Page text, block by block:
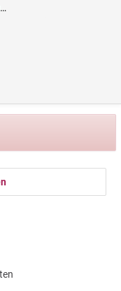
Hexenglauben im 19. Jahrhundert